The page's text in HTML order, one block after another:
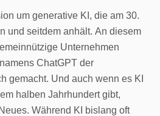
um generative KI, die am 30.
und seitdem anhält. An diesem
Unternehmen
ChatGPT der
gemacht. Und auch wenn es KI
halben Jahrhundert gibt,
Während KI bislang oft